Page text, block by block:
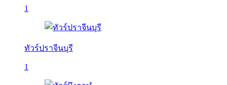
1
ทัวร์ปราจีนบุรี
1